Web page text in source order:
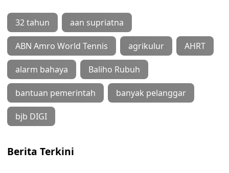
32 tahun aan supriatna
ABN Amro World Tennis agrikulur AHRT
alarm bahaya Baliho Rubuh
bantuan pemerintah banyak pelanggar
bjb DIGI
Berita Terkini